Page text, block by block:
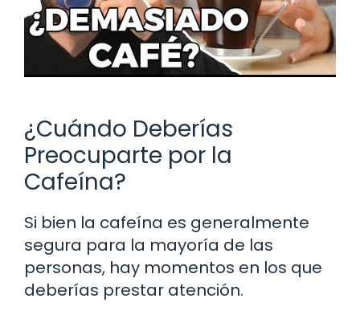
¿Cuándo Deberías
Preocuparte por la
Cafeína?
Si bien la cafeína es generalmente
segura para la mayoría de las
personas, hay momentos en los que
deberías prestar atención.